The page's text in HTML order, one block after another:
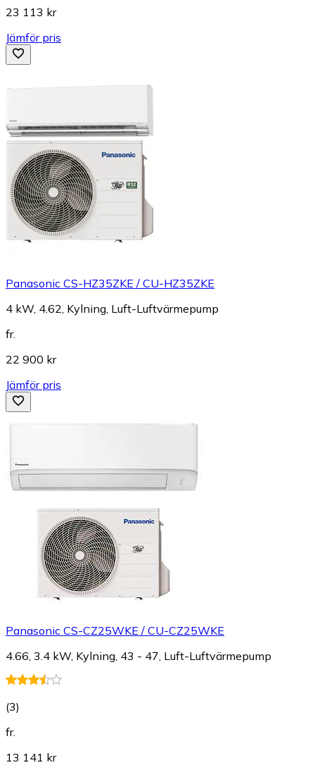
23 113 kr
Jämför pris
Panasonic CS-HZ35ZKE / CU-HZ35ZKE
4 kW, 4.62, Kylning, Luft-Luftvärmepump
fr.
22 900 kr
Jämför pris
Panasonic CS-CZ25WKE / CU-CZ25WKE
4.66, 3.4 kW, Kylning, 43 - 47, Luft-Luftvärmepump
(3)
fr.
13 141 kr